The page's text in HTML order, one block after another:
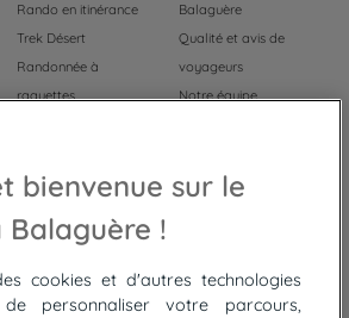
Rando en itinérance
Trek Désert
Randonnée à
raquettes
Trek
Balaguère
Qualité et avis de
voyageurs
Notre équipe
bienvenue sur le
Balaguère !
cookies et d'autres technologies
personnaliser votre parcours,